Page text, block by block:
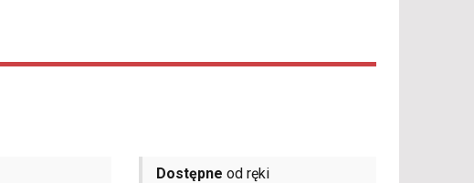
Dostępne od ręki